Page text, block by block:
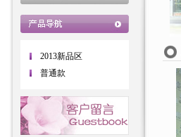
2013新品区
普通款